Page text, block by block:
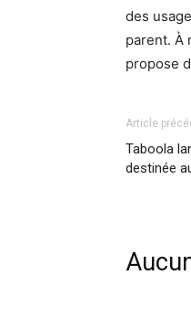
des
parent. À
propose
Article
Taboola
destinée